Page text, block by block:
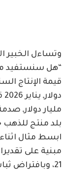
وتساءل
مليار دولارـ
بلد منتج
ابسط مثال
21، وبافتراض ثبات الإنتاج والمتغير هو السعر فقط.